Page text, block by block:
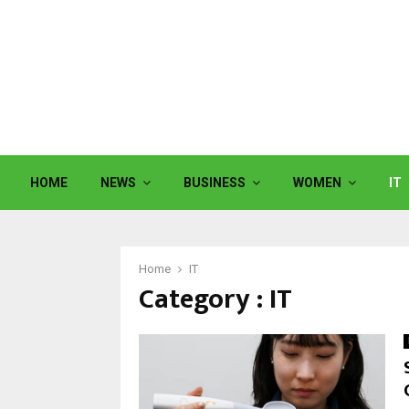
HOME NEWS BUSINESS WOMEN IT
Home IT
Category : IT